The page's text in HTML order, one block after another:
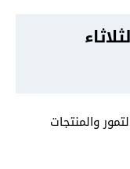
والمنتجات